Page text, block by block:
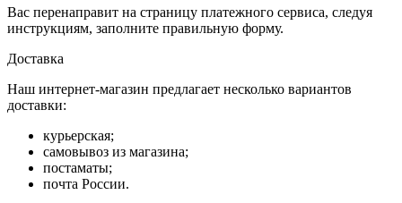
Вас перенаправит на страницу платежного сервиса, следуя
инструкциям, заполните правильную форму.
Доставка
Наш интернет-магазин предлагает несколько вариантов
доставки:
курьерская;
самовывоз из магазина;
постаматы;
почта России.